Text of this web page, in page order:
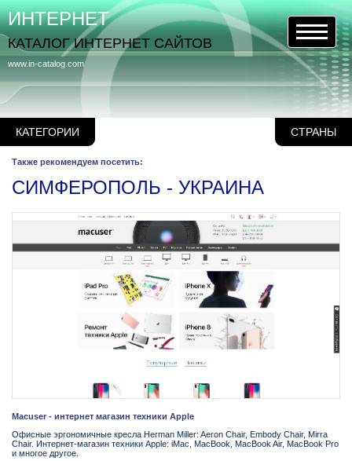
КАТЕГОРИИ СТРАНЫ
www.in-catalog.com
ИНТЕРНЕТ
КАТАЛОГ ИНТЕРНЕТ САЙТОВ
Также рекомендуем посетить:
СИМФЕРОПОЛЬ - УКРАИНА
Macuser - интернет магазин техники Apple
Офисные эргономичные кресла Herman Miller: Aeron Chair, Embody Chair, Mirra
Chair. Интернет-магазин техники Apple: iMac, MacBook, MacBook Air, MacBook Pro
и многое другое.